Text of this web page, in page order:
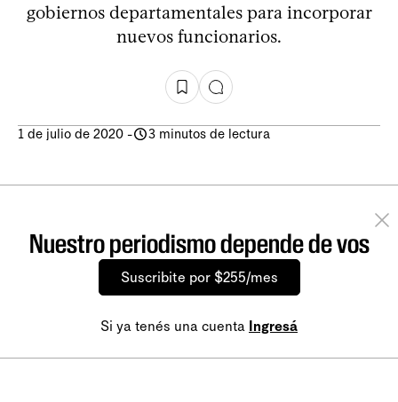
gobiernos departamentales para incorporar
nuevos funcionarios.
1 de julio de 2020 - 3 minutos de lectura
Nuestro periodismo depende de vos
Suscribite por $255/mes
Si ya tenés una cuenta Ingresá